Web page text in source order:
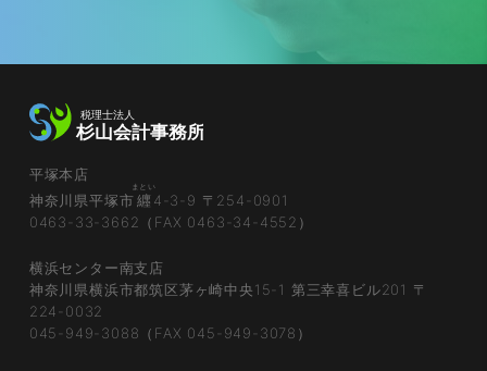
平塚本店
神奈川県平塚市纒
まとい
4-3-9 〒254-0901
0463-33-3662（FAX 0463-34-4552）
横浜センター南支店
神奈川県横浜市都筑区茅ヶ崎中央15-1 第三幸喜ビル201 〒
224-0032
045-949-3088（FAX 045-949-3078）